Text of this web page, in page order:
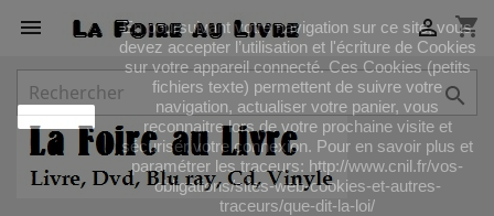
J'accepte
En poursuivant votre navigation sur ce site, vous
devez accepter l’utilisation et l'écriture de Cookies
sur votre appareil connecté. Ces Cookies (petits
fichiers texte) permettent de suivre votre
navigation, actualiser votre panier, vous
reconnaitre lors de votre prochaine visite et
sécuriser votre connexion. Pour en savoir plus et
paramétrer les traceurs: http://www.cnil.fr/vos-
obligations/sites-web-cookies-et-autres-
traceurs/que-dit-la-loi/
 shopping_cart

